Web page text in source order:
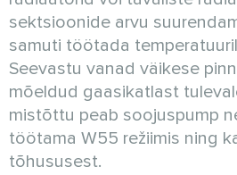
sektsioonide arvu
samuti töötada
Seevastu vanad väikese
mõeldud gaasikatlast
mistõttu peab soojuspump
töötama W55 režiimis ning
tõhususest.